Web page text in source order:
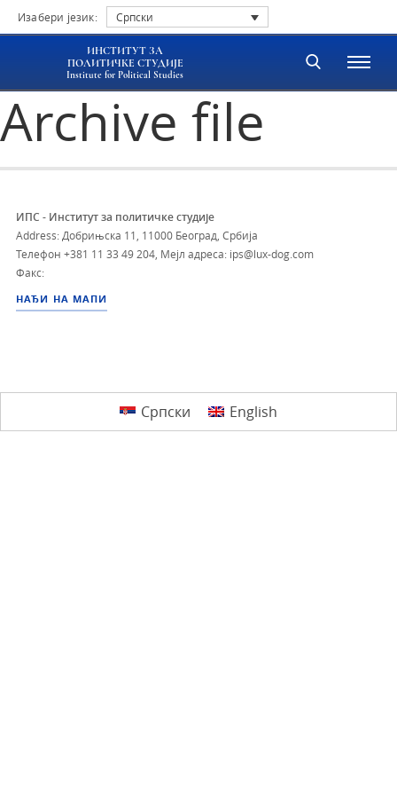
Изабери језик: Српски
ИНСТИТУТ ЗА
ПОЛИТИЧКЕ СТУДИЈЕ
Institute for Political Studies
Archive file
ИПС - Институт за политичке студије
Address: Добрињска 11, 11000 Београд, Србија
Телефон +381 11 33 49 204 Мејл адреса: ips@lux-dog.com
Факс:
НАЂИ НА МАПИ
Српски English